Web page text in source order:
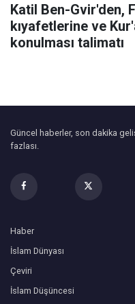
Katil Ben-Gvir'den,
kıyafetlerine ve
konulması talimatı
Güncel haberler, son dakika
fazlası.
Haber
İslam Dünyası
Çeviri
İslam Düşüncesi